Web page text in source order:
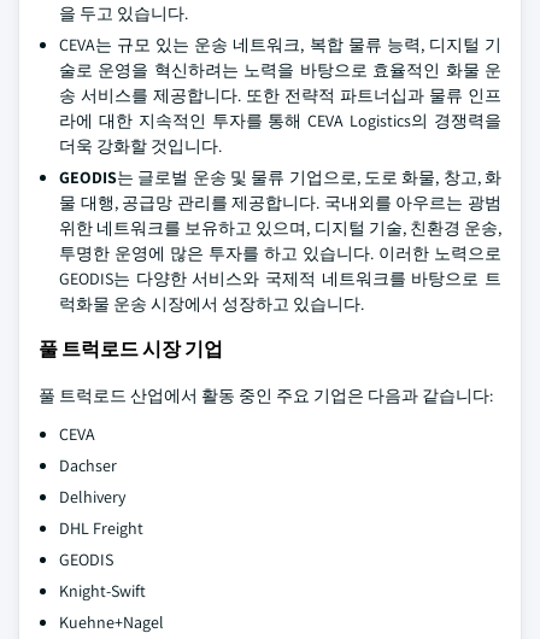
을 두고 있습니다.
CEVA는 규모 있는 운송 네트워크, 복합 물류 능력, 디지털 기
술로 운영을 혁신하려는 노력을 바탕으로 효율적인 화물 운
송 서비스를 제공합니다. 또한 전략적 파트너십과 물류 인프
라에 대한 지속적인 투자를 통해 CEVA Logistics의 경쟁력을
더욱 강화할 것입니다.
GEODIS는 글로벌 운송 및 물류 기업으로, 도로 화물, 창고, 화
물 대행, 공급망 관리를 제공합니다. 국내외를 아우르는 광범
위한 네트워크를 보유하고 있으며, 디지털 기술, 친환경 운송,
투명한 운영에 많은 투자를 하고 있습니다. 이러한 노력으로
GEODIS는 다양한 서비스와 국제적 네트워크를 바탕으로 트
럭화물 운송 시장에서 성장하고 있습니다.
풀 트럭로드 시장 기업
풀 트럭로드 산업에서 활동 중인 주요 기업은 다음과 같습니다:
CEVA
Dachser
Delhivery
DHL Freight
GEODIS
Knight-Swift
Kuehne+Nagel